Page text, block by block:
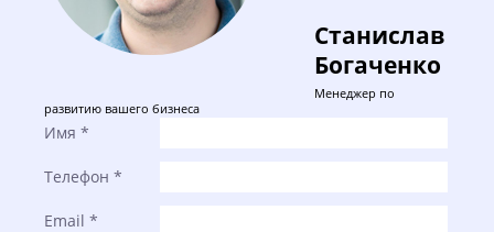
Станислав
Богаченко
Менеджер по
развитию вашего бизнеса
Имя *
Телефон *
Email *